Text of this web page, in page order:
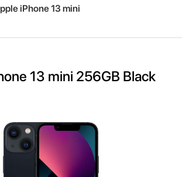
iPhone 13 mini
13 mini 256GB Black